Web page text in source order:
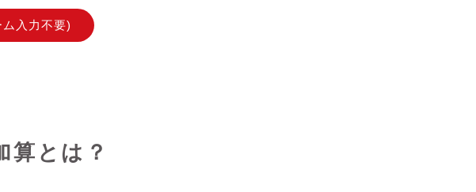
入力不要)
算とは？